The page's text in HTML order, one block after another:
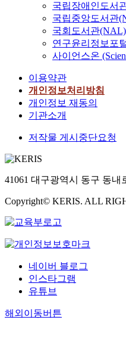
국립장애인도서
국립중앙도서관
국회도서관(NAL)
연구윤리정보포
사이언스온
이용약관
개인정보처리방침
개인정보 재동의
기관소개
저작물 게시중단요청
41061 대구광역시 동구 동내
Copyright© KERIS. ALL
네이버 블로그
인스타그램
유튜브
해외이동버튼